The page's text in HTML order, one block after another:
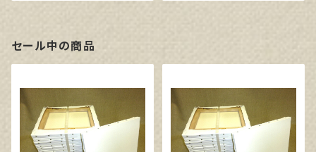
セール中の商品